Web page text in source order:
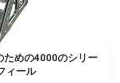
ための4000のシリー
ィール